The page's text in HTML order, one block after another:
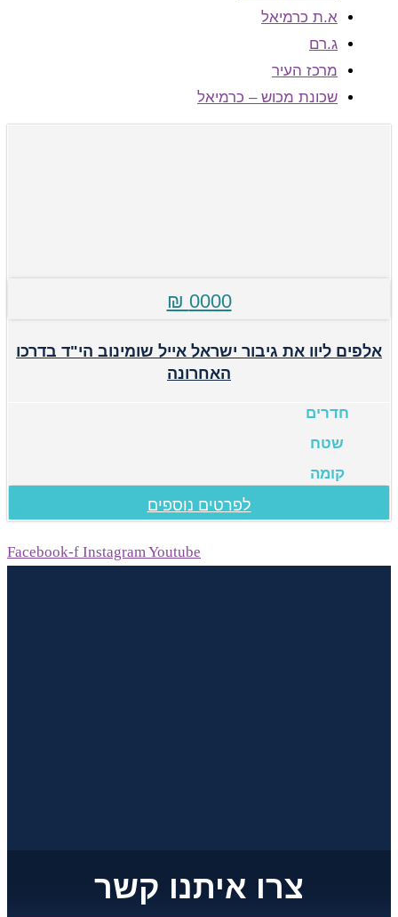
א.ת כרמיאל
ג.רם
מרכז העיר
שכונת מכוש – כרמיאל
0000 ₪
אלפים ליוו את גיבור ישראל אייל שומינוב הי"ד בדרכו
האחרונה
חדרים
שטח
קומה
לפרטים נוספים
Facebook-f InstagramYoutube
צרו איתנו קשר